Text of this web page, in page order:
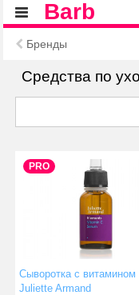
Barb
Бренды
Средства по
PRO
Сыворотка с
Juliette Armand